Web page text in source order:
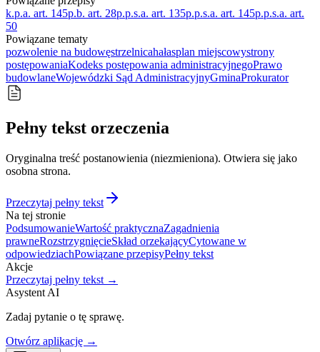
k.p.a. art. 145p.b. art. 28p.p.s.a. art. 135p.p.s.a. art. 145p.p.s.a. art.
50
Powiązane tematy
pozwolenie na budowęstrzelnicahałasplan miejscowystrony
postępowaniaKodeks postępowania administracyjnegoPrawo
budowlaneWojewódzki Sąd AdministracyjnyGminaProkurator
Pełny tekst orzeczenia
Oryginalna treść postanowienia (niezmieniona). Otwiera się jako
osobna strona.
Przeczytaj pełny tekst
Na tej stronie
PodsumowanieWartość praktycznaZagadnienia
prawneRozstrzygnięcieSkład orzekającyCytowane w
odpowiedziachPowiązane przepisyPełny tekst
Akcje
Przeczytaj pełny tekst →
Asystent AI
Zadaj pytanie o tę sprawę.
Otwórz aplikację →